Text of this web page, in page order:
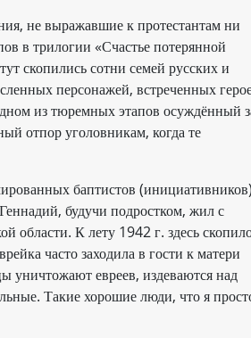
не выражавшие к протестантам ни
в трилогии «Счастье потерянной
скопились сотни семей русских и
персонажей, встреченных
из тюремных этапов осуждённый
отпор уголовникам, когда те
баптистов (инициативников)
будучи подростком, жил с
области. К лету 1942 г. здесь
часто заходила в гости к матери
уничтожают евреев, издеваются над
Такие хорошие люди, что я